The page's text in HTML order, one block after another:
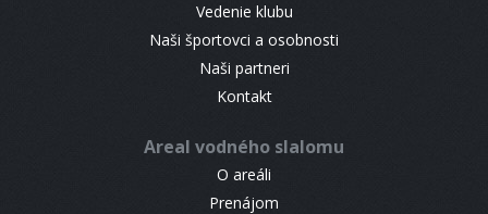
Vedenie klubu
Naši športovci a osobnosti
Naši partneri
Kontakt
Areal vodného slalomu
O areáli
Prenájom